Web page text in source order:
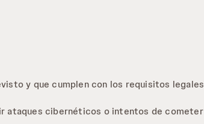
y que cumplen con los requisitos
ataques cibernéticos o intentos de